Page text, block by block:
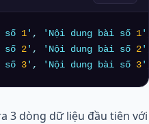
số 1 ' , 'Nội dung bài số 1 '
số 2 ' , 'Nội dung bài số 2 '
số 3 ' , 'Nội dung bài số 3 '
3 dòng dữ liệu đầu tiên với